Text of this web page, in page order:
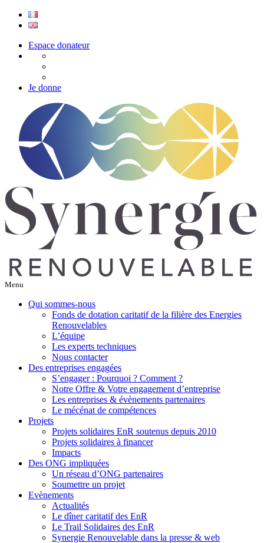
Espace donateur
Je donne
Menu
Qui sommes-nous
Fonds de dotation caritatif de la filière des Energies
Renouvelables
L’équipe
Les experts techniques
Nous contacter
Des entreprises engagées
S’engager : Pourquoi ? Comment ?
Notre Offre & Votre engagement d’entreprise
Les entreprises & évènements partenaires
Le mécénat de compétences
Projets
Projets solidaires EnR soutenus depuis 2010
Projets solidaires à financer
Impacts
Des ONG impliquées
Un réseau d’ONG partenaires
Soumettre un projet
Evènements
Actualités
Le dîner caritatif des EnR
Le Trail Solidaires des EnR
Synergie Renouvelable dans la presse & web